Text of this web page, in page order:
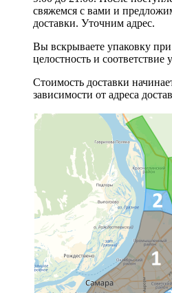
свяжемся с вами и
доставки. Уточним адрес.
Вы вскрываете упаковку при
целостность и
Стоимость доставки
зависимости от адреса